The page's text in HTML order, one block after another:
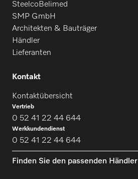
SteelcoBelimed
SMP GmbH
Architekten & Bauträger
Händler
Lieferanten
Kontakt
Kontaktübersicht
Vertrieb
0 52 41 22 44 644
Werkkundendienst
0 52 41 22 44 644
Finden Sie den passenden Händler